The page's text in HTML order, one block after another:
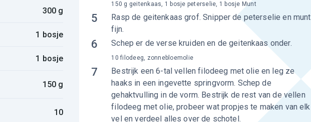
300 g
1 bosje
1 bosje
150 g
10
5
Rasp de geitenkaas grof. Snipper de peterselie en munt
fijn.
150 g geitenkaas, 1 bosje peterselie, 1 bosje Munt
6 Schep er de verse kruiden en de geitenkaas onder.
7
Bestrijk een 6-tal vellen filodeeg met olie en leg ze
haaks in een ingevette springvorm. Schep de
gehaktvulling in de vorm. Bestrijk de rest van de vellen
filodeeg met olie, probeer wat propjes te maken van elk
vel en verdeel alles over de schotel.
10 filodeeg, zonnebloemolie